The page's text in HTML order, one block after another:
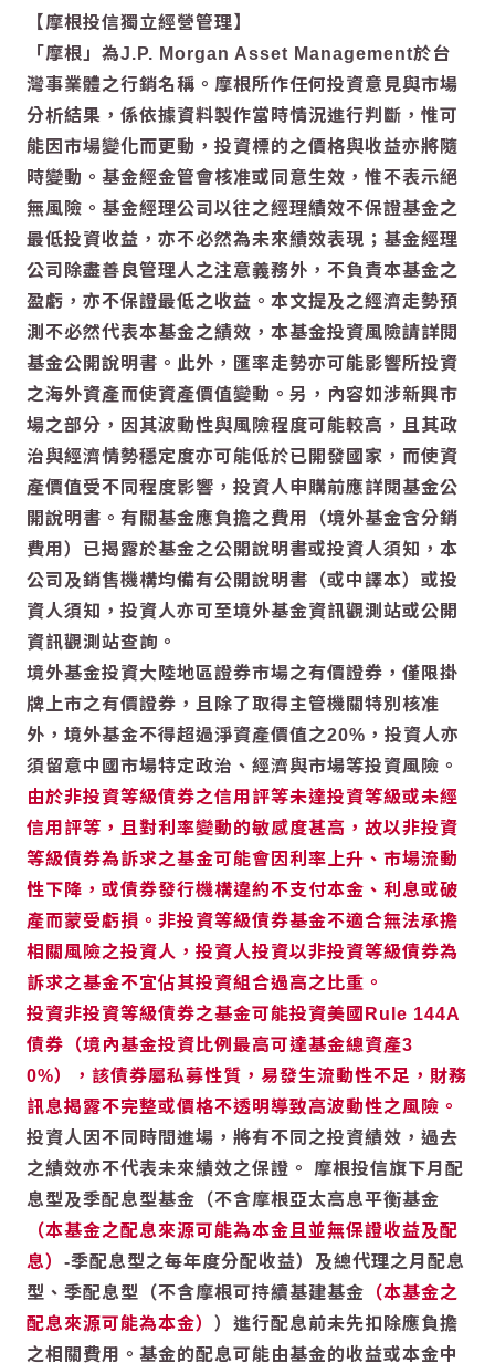
【摩根投信獨立經營管理】
「摩根」為J.P. Morgan Asset Management於台
灣事業體之行銷名稱。摩根所作任何投資意見與市場
分析結果，係依據資料製作當時情況進行判斷，惟可
能因市場變化而更動，投資標的之價格與收益亦將隨
時變動。基金經金管會核准或同意生效，惟不表示絕
無風險。基金經理公司以往之經理績效不保證基金之
最低投資收益，亦不必然為未來績效表現；基金經理
公司除盡善良管理人之注意義務外，不負責本基金之
盈虧，亦不保證最低之收益。本文提及之經濟走勢預
測不必然代表本基金之績效，本基金投資風險請詳閱
基金公開說明書。此外，匯率走勢亦可能影響所投資
之海外資產而使資產價值變動。另，內容如涉新興市
場之部分，因其波動性與風險程度可能較高，且其政
治與經濟情勢穩定度亦可能低於已開發國家，而使資
產價值受不同程度影響，投資人申購前應詳閱基金公
開說明書。有關基金應負擔之費用（境外基金含分銷
費用）已揭露於基金之公開說明書或投資人須知，本
公司及銷售機構均備有公開說明書（或中譯本）或投
資人須知，投資人亦可至境外基金資訊觀測站或公開
資訊觀測站查詢。
境外基金投資大陸地區證券市場之有價證券，僅限掛
牌上市之有價證券，且除了取得主管機關特別核准
外，境外基金不得超過淨資產價值之20%，投資人亦
須留意中國市場特定政治、經濟與市場等投資風險。
由於非投資等級債券之信用評等未達投資等級或未經
信用評等，且對利率變動的敏感度甚高，故以非投資
等級債券為訴求之基金可能會因利率上升、市場流動
性下降，或債券發行機構違約不支付本金、利息或破
產而蒙受虧損。非投資等級債券基金不適合無法承擔
相關風險之投資人，投資人投資以非投資等級債券為
訴求之基金不宜佔其投資組合過高之比重。
投資非投資等級債券之基金可能投資美國Rule 144A
債券（境內基金投資比例最高可達基金總資產3
0%），該債券屬私募性質，易發生流動性不足，財務
訊息揭露不完整或價格不透明導致高波動性之風險。
投資人因不同時間進場，將有不同之投資績效，過去
之績效亦不代表未來績效之保證。 摩根投信旗下月配
息型及季配息型基金（不含摩根亞太高息平衡基金
（本基金之配息來源可能為本金且並無保證收益及配
息） -季配息型之每年度分配收益）及總代理之月配息
型、季配息型（不含摩根可持續基建基金 （本基金之
配息來源可能為本金） ）進行配息前未先扣除應負擔
之相關費用。基金的配息可能由基金的收益或本金中